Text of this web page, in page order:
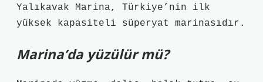
Yalıkavak Marina, Türkiye’nin ilk
yüksek kapasiteli süperyat marinasıdır.
Marina’da yüzülür mü?